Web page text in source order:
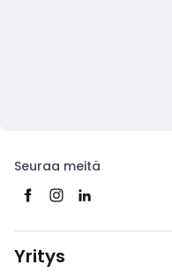
Seuraa meitä
Yritys